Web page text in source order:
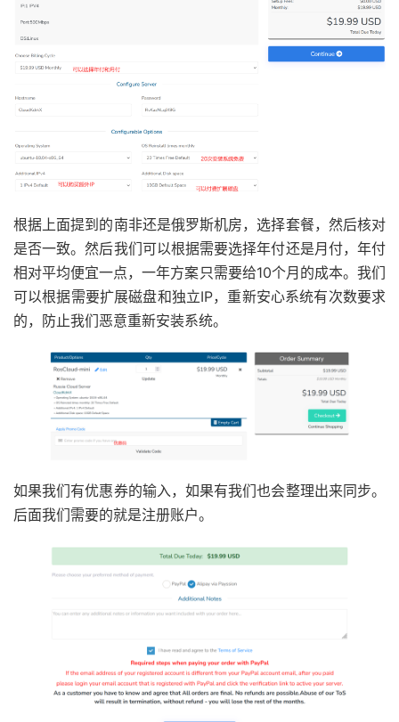
根据上面提到的南非还是俄罗斯机房，选择套餐，然后核对
是否一致。然后我们可以根据需要选择年付还是月付，年付
相对平均便宜一点，一年方案只需要给10个月的成本。我们
可以根据需要扩展磁盘和独立IP，重新安心系统有次数要求
的，防止我们恶意重新安装系统。
如果我们有优惠券的输入，如果有我们也会整理出来同步。
后面我们需要的就是注册账户。